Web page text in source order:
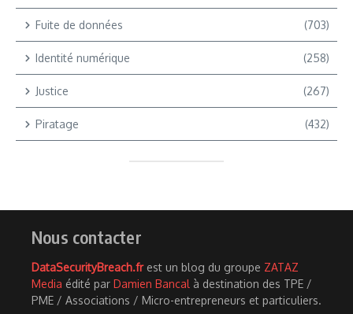
Fuite de données (703)
Identité numérique (258)
Justice (267)
Piratage (432)
Nous contacter
DataSecurityBreach.frest un blog du groupe ZATAZ
Media édité par Damien Bancal à destination des TPE /
PME / Associations / Micro-entrepreneurs et particuliers.